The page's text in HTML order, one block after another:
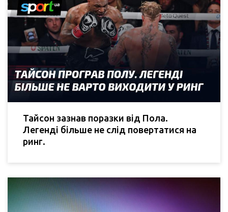
Тайсон зазнав поразки від Пола.
Легенді більше не слід повертатися на
ринг.